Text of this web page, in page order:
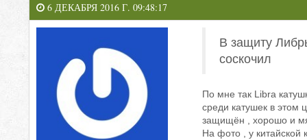
6 ДЕКАБРЯ 2016 Г. 09:48:17
В защиту
соскочил
По мне так Libra
среди катушек в этом
защищён , хорошо и
На фото , у китайской